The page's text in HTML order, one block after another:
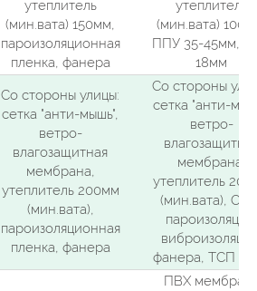
утеплитель
(мин.вата) 150мм,
пароизоляционная
пленка, фанера
утеплитель
(мин.вата)
ППУ 35-45мм,
18мм
Со стороны улицы:
сетка "анти-мышь",
ветро-
влагозащитная
мембрана,
утеплитель 200мм
(мин.вата),
пароизоляционная
пленка, фанера
Со стороны
сетка "анти-
ветро-
мембрана,
утеплитель
(мин.вата),
пароизоляция,
фанера, ТСП
ПВХ